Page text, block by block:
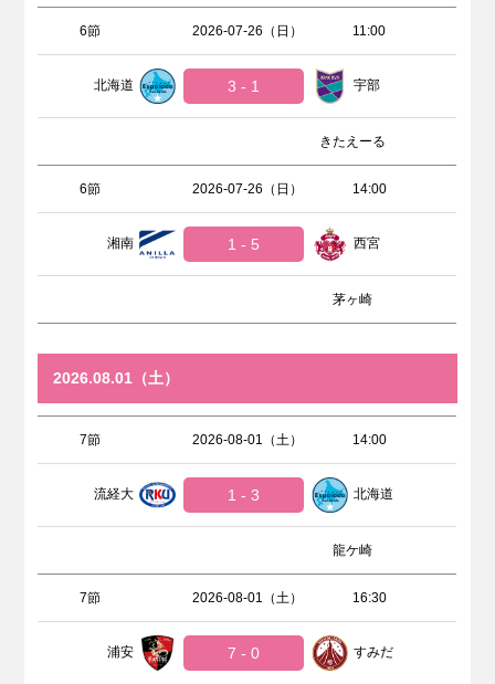
6節 2026-07-26（日） 11:00
北海道 3 - 1 宇部
きたえーる
6節 2026-07-26（日） 14:00
湘南 1 - 5 西宮
茅ヶ崎
2026.08.01（土）
7節 2026-08-01（土） 14:00
流経大 1 - 3 北海道
龍ケ崎
7節 2026-08-01（土） 16:30
浦安 7 - 0 すみだ